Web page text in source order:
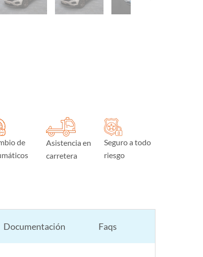
de
Asistencia en
carretera
Seguro a todo
riesgo
Documentación Faqs